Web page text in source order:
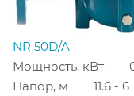
NR 50D/A
Мощность, кВт
Напор, м
11.6 - 6